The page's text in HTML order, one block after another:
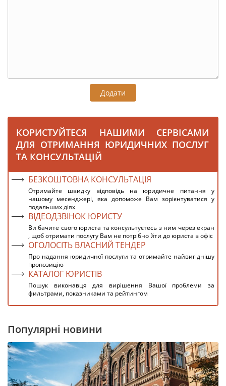
Додати
КОРИСТУЙТЕСЯ НАШИМИ СЕРВІСАМИ
ДЛЯ ОТРИМАННЯ ЮРИДИЧНИХ ПОСЛУГ
ТА КОНСУЛЬТАЦІЙ
БЕЗКОШТОВНА КОНСУЛЬТАЦІЯ
Отримайте швидку відповідь на юридичне питання у
нашому месенджері, яка допоможе Вам зорієнтуватися у
подальших діях
ВІДЕОДЗВІНОК ЮРИСТУ
Ви бачите свого юриста та консультуєтесь з ним через екран
, щоб отримати послугу Вам не потрібно йти до юриста в офіс
ОГОЛОСІТЬ ВЛАСНИЙ ТЕНДЕР
Про надання юридичної послуги та отримайте найвигіднішу
пропозицію
КАТАЛОГ ЮРИСТІВ
Пошук виконавця для вирішення Вашої проблеми за
фильтрами, показниками та рейтингом
Популярні новини